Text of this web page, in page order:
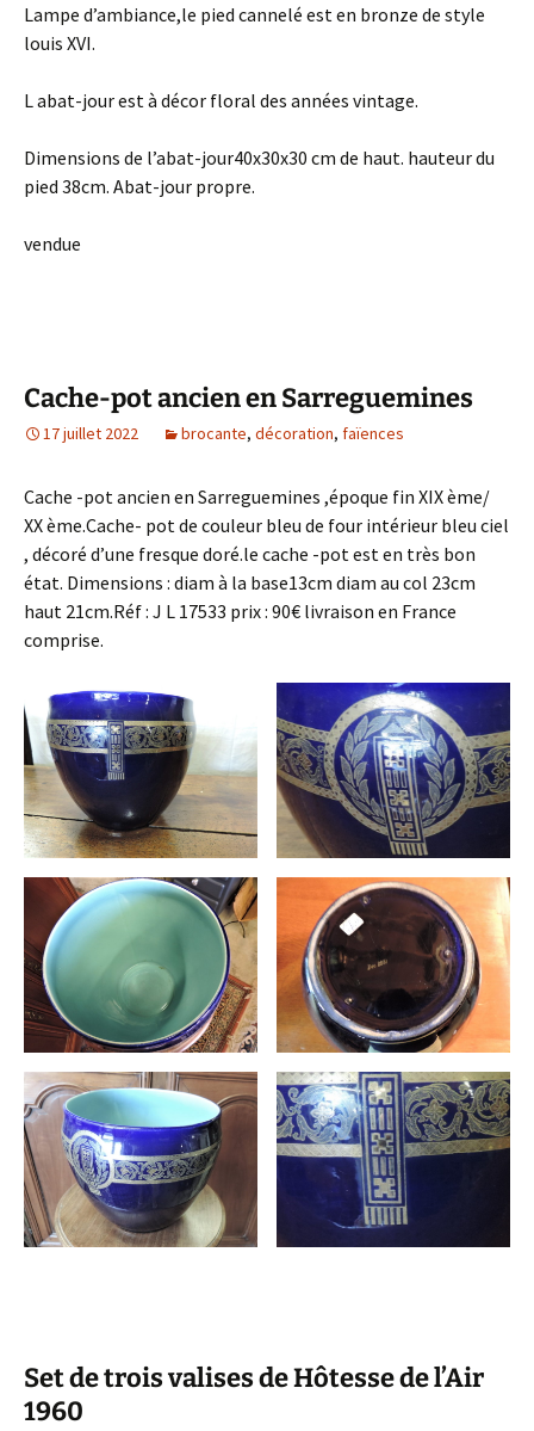
Lampe d’ambiance,le pied cannelé est en bronze de style
louis XVI.
L abat-jour est à décor floral des années vintage.
Dimensions de l’abat-jour40x30x30 cm de haut. hauteur du
pied 38cm. Abat-jour propre.
vendue
Cache-pot ancien en Sarreguemines
17 juillet 2022 brocante, décoration, faïences
Cache -pot ancien en Sarreguemines ,époque fin XIX ème/
XX ème.Cache- pot de couleur bleu de four intérieur bleu ciel
, décoré d’une fresque doré.le cache -pot est en très bon
état. Dimensions : diam à la base13cm diam au col 23cm
haut 21cm.Réf : J L 17533 prix : 90€ livraison en France
comprise.
Set de trois valises de Hôtesse de l’Air
1960